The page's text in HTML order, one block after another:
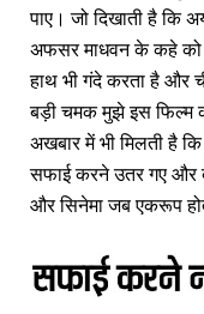
पाए। जो दिखाती है कि
अफसर माधवन के कहे को
हाथ भी गंदे करता है और
बड़ी चमक मुझे इस फिल्म
अखबार में भी मिलती है
सफाई करने उतर गए और
और सिनेमा जब एकरूप